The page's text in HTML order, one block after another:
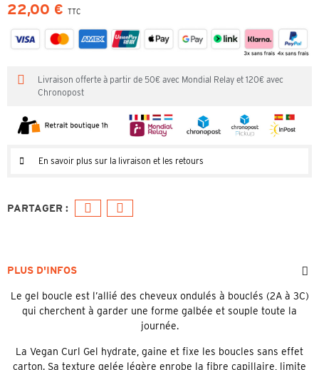
22,00 € TTC
Livraison offerte à partir de 50€ avec Mondial Relay et 120€ avec
Chronopost
En savoir plus sur la livraison et les retours
PLUS D'INFOS
Le gel boucle est l’allié des cheveux ondulés à bouclés (2A à 3C)
qui cherchent à garder une forme galbée et souple toute la
journée.
La Vegan Curl Gel hydrate, gaine et fixe les boucles sans effet
carton. Sa texture gelée légère enrobe la fibre capillaire, limite